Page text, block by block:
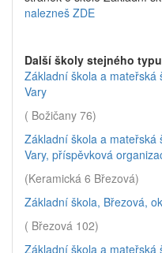
nalezneš ZDE
Další školy stejného
Základní škola a mateřská
Vary
( Božičany 76)
Základní škola a mateřská
Vary, příspěvková
(Keramická 6 Březová)
Základní škola, Březová,
( Březová 102)
Základní škola a mateřská